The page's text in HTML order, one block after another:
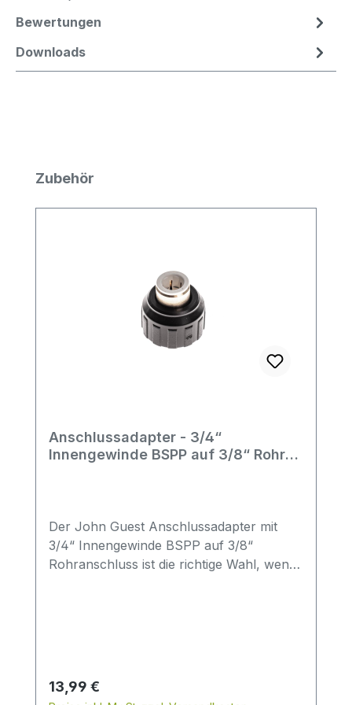
Bewertungen
Downloads
Produktgalerie überspringen
Zubehör
Anschlussadapter - 3/4“
Innengewinde BSPP auf 3/8“ Rohr
Der John Guest Anschlussadapter mit
3/4“ Innengewinde BSPP auf 3/8“
Rohranschluss ist die richtige Wahl, wenn
Handhabung.Der Adapter wird direkt am
3/4“ Kaltwasseranschluss des Eckventils
Regulärer Preis:
13,99 €